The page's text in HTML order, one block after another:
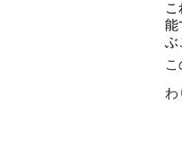
能
ぶ
わ